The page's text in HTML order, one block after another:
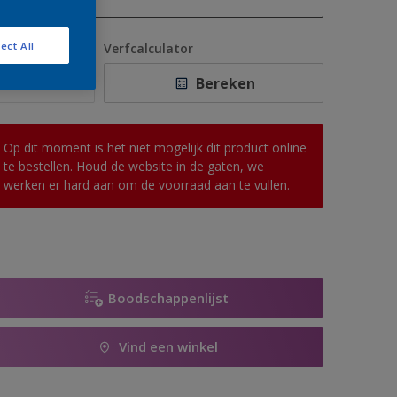
1 L
2,5 L
10 L
Verfcalculator
Bereken
Op dit moment is het niet mogelijk dit product online
te bestellen. Houd de website in de gaten, we
werken er hard aan om de voorraad aan te vullen.
Boodschappenlijst
Vind een winkel
All